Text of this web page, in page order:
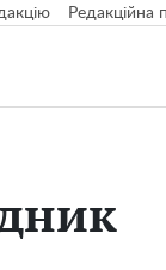
Редакційна